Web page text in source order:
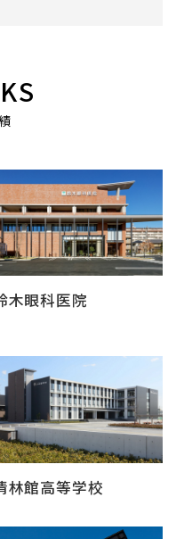
木眼科医院
林館高等学校